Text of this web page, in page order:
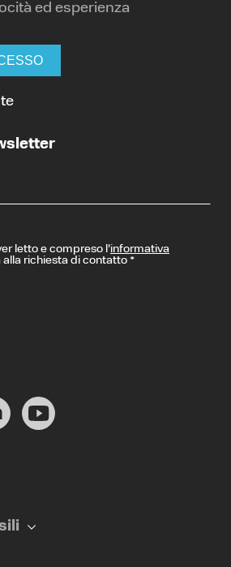
ed esperienza
letto e compreso l’informativa
richiesta di contatto *